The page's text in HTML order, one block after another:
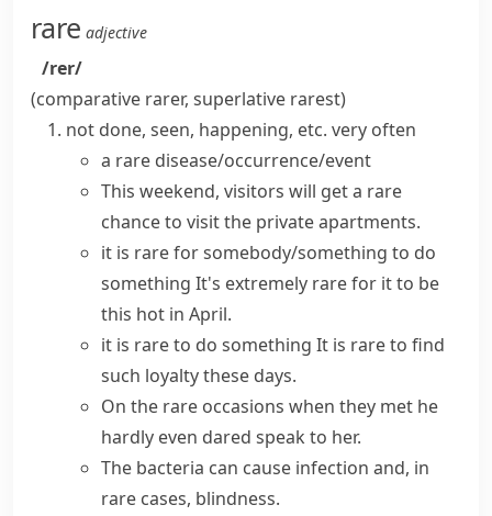
rare adjective
/rer/
(comparative rarer, superlative rarest)
not done, seen, happening, etc. very often
a rare disease/occurrence/event
This weekend, visitors will get a rare
chance to visit the private apartments.
it is rare for somebody/something to do
something It's extremely rare for it to be
this hot in April.
it is rare to do something It is rare to find
such loyalty these days.
On the rare occasions when they met he
hardly even dared speak to her.
The bacteria can cause infection and, in
rare cases, blindness.